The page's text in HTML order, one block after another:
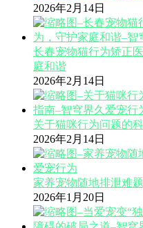
2026年2月14日
长春宠物猫行为矫正
庭和谐
2026年2月14日
关于猫咪行为问题的
2026年2月14日
家养宠物随地排泄难
2026年1月20日